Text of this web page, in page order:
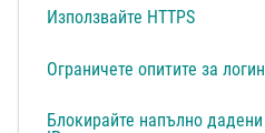
Използвайте HTTPS
Ограничете опитите за логин
Блокирайте напълно дадени